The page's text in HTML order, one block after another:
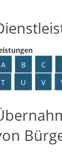
A
B C
T
U V